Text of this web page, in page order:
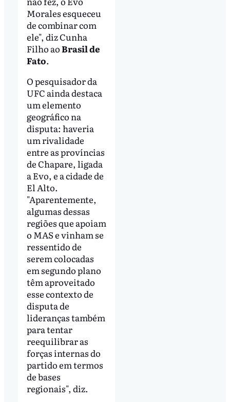
Morales esqueceu
de combinar com
ele", diz Cunha
Filho aoBrasil de
Fato.
O pesquisador da
UFC ainda destaca
um elemento
geográfico na
disputa: haveria
um rivalidade
entre as províncias
de Chapare, ligada
a Evo, e a cidade de
El Alto.
"Aparentemente,
algumas dessas
regiões que apoiam
o MAS e vinham se
ressentido de
serem colocadas
em segundo plano
têm aproveitado
esse contexto de
disputa de
lideranças também
para tentar
reequilibrar as
forças internas do
partido em termos
de bases
regionais", diz.